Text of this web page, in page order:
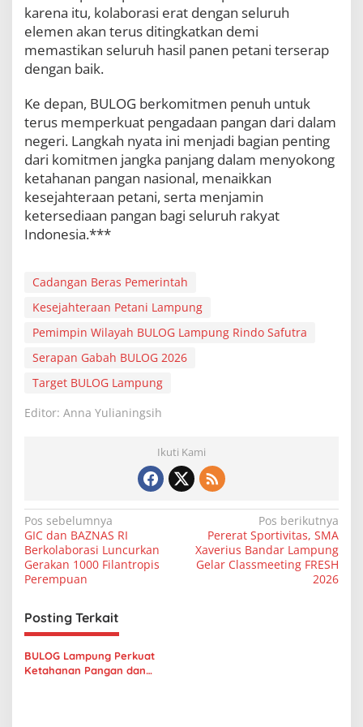
karena itu, kolaborasi erat dengan seluruh
elemen akan terus ditingkatkan demi
memastikan seluruh hasil panen petani terserap
dengan baik.
Ke depan, BULOG berkomitmen penuh untuk
terus memperkuat pengadaan pangan dari dalam
negeri. Langkah nyata ini menjadi bagian penting
dari komitmen jangka panjang dalam menyokong
ketahanan pangan nasional, menaikkan
kesejahteraan petani, serta menjamin
ketersediaan pangan bagi seluruh rakyat
Indonesia.***
Cadangan Beras Pemerintah
Kesejahteraan Petani Lampung
Pemimpin Wilayah BULOG Lampung Rindo Safutra
Serapan Gabah BULOG 2026
Target BULOG Lampung
Editor: Anna Yulianingsih
Ikuti Kami
N
a
v
i
g
a
s
i
Pos sebelumnya
GIC dan BAZNAS RI
Berkolaborasi Luncurkan
Gerakan 1000 Filantropis
Perempuan
Pos berikutnya
Pererat Sportivitas, SMA
Xaverius Bandar Lampung
Gelar Classmeeting FRESH
2026
Posting Terkait
BULOG Lampung Perkuat
Ketahanan Pangan dan